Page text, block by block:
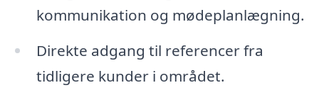
kommunikation og mødeplanlægning.
Direkte adgang til referencer fra
tidligere kunder i området.